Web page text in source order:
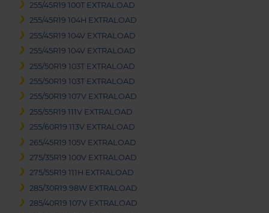
255/45R19 100T EXTRALOAD
255/45R19 104H EXTRALOAD
255/45R19 104V EXTRALOAD
255/45R19 104V EXTRALOAD
255/50R19 103T EXTRALOAD
255/50R19 103T EXTRALOAD
255/50R19 107V EXTRALOAD
255/55R19 111V EXTRALOAD
255/60R19 113V EXTRALOAD
265/45R19 105V EXTRALOAD
275/35R19 100V EXTRALOAD
275/55R19 111H EXTRALOAD
285/30R19 98W EXTRALOAD
285/40R19 107V EXTRALOAD